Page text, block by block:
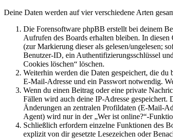
Deine Daten werden auf vier verschiedene Arten
Die Forensoftware phpBB erstellt bei deinem
Aufrufen des Boards erhalten bleiben. In
(zur Markierung dieser als gelesen/ungelesen;
Benutzer-ID, ein Authentifizierungsschlüssel
Cookies löschen“ löschen.
Weiterhin werden die Daten gespeichert, die
E-Mail-Adresse und ein Passwort notwendig.
Wenn du einen Beitrag oder eine private
Fällen wird auch deine IP-Adresse
Änderungen an zentralen Profildaten (E-Mail-
Agent) wird nur in der „Wer ist online?“-
Schließlich erfordern einzelne Funktionen des
explizit von dir gesetzte Lesezeichen oder